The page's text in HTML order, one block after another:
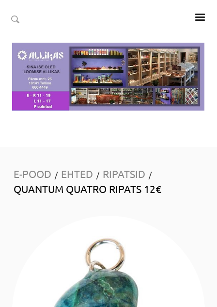
E-POOD / EHTED / RIPATSID /
QUANTUM QUATRO RIPATS 12€